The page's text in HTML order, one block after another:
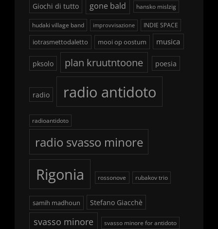
Giochi di tutto gone bald hansko mislzig
hudaki village band improvvisazione INDIE SPACE
iotrasmettodaletto mooi op oostum musica
pksolo plan kruutntoone poesia
radio radio antidoto
radioantidoto
radio svasso minore
Rigonia rossonove rubakov trio
samih madhoun Stefano Giacchè
svasso minore svasso minore for antidoto